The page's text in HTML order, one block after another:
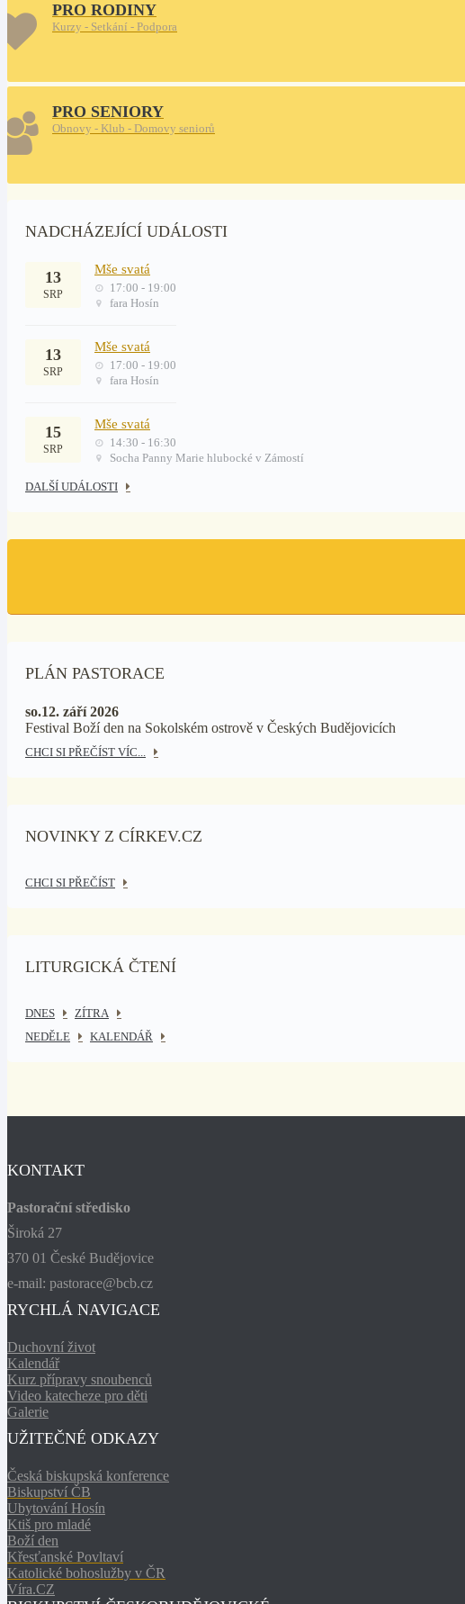
PRO RODINY
Kurzy - Setkání - Podpora
PRO SENIORY
Obnovy - Klub - Domovy seniorů
NADCHÁZEJÍCÍ UDÁLOSTI
13
SRP
Mše svatá
17:00 - 19:00
fara Hosín
13
SRP
Mše svatá
17:00 - 19:00
fara Hosín
15
SRP
Mše svatá
14:30 - 16:30
Socha Panny Marie hlubocké v Zámostí
DALŠÍ UDÁLOSTI
PLÁN PASTORACE
so.12. září 2026
Festival Boží den na Sokolském ostrově v Českých Budějovicích
CHCI SI PŘEČÍST VÍC...
NOVINKY Z CÍRKEV.CZ
CHCI SI PŘEČÍST
LITURGICKÁ ČTENÍ
DNES
ZÍTRA
NEDĚLE
KALENDÁŘ
KONTAKT
Pastorační středisko
Široká 27
370 01 České Budějovice
e-mail: pastorace@bcb.cz
RYCHLÁ NAVIGACE
Duchovní život
Kalendář
Kurz přípravy snoubenců
Video katecheze pro děti
Galerie
UŽITEČNÉ ODKAZY
Česká biskupská konference
Biskupství ČB
Ubytování Hosín
Ktiš pro mladé
Boží den
Křesťanské Povltaví
Katolické bohoslužby v ČR
Víra.CZ